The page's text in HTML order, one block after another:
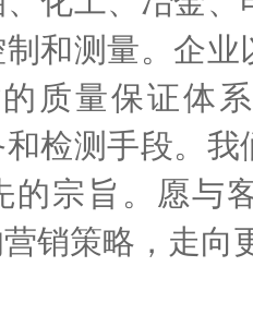
和测量。企
质量保证体
检测手段。
的宗旨。愿与
销策略，走向